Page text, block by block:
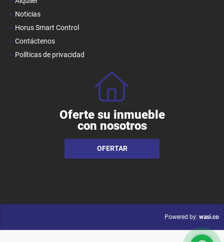
Noticias
Horus Smart Control
Contáctenos
Políticas de privacidad
Oferte su inmueble
con nosotros
OFERTAR
Powered by: wasi.co